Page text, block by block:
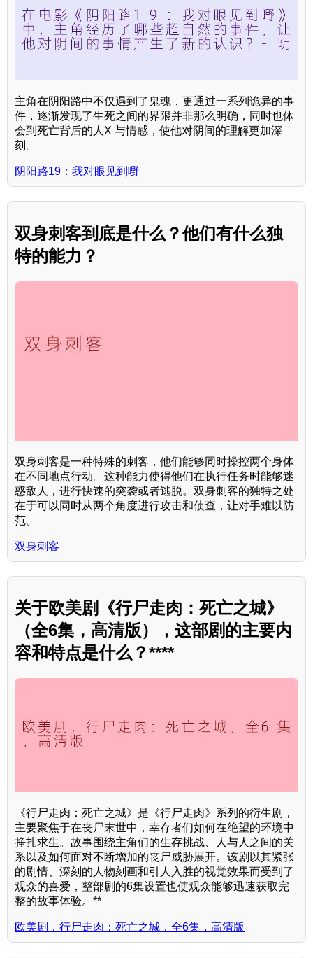
主角在阴阳路中不仅遇到了鬼魂，更通过一系列诡异的事
件，逐渐发现了生死之间的界限并非那么明确，同时也体
会到死亡背后的人X 与情感，使他对阴间的理解更加深
刻。
阴阳路19：我对眼见到嘢
双身刺客到底是什么？他们有什么独
特的能力？
双身刺客是一种特殊的刺客，他们能够同时操控两个身体
在不同地点行动。这种能力使得他们在执行任务时能够迷
惑敌人，进行快速的突袭或者逃脱。双身刺客的独特之处
在于可以同时从两个角度进行攻击和侦查，让对手难以防
范。
双身刺客
关于欧美剧《行尸走肉：死亡之城》
（全6集，高清版），这部剧的主要内
容和特点是什么？****
《行尸走肉：死亡之城》是《行尸走肉》系列的衍生剧，
主要聚焦于在丧尸末世中，幸存者们如何在绝望的环境中
挣扎求生。故事围绕主角们的生存挑战、人与人之间的关
系以及如何面对不断增加的丧尸威胁展开。该剧以其紧张
的剧情、深刻的人物刻画和引人入胜的视觉效果而受到了
观众的喜爱，整部剧的6集设置也使观众能够迅速获取完
整的故事体验。**
欧美剧，行尸走肉：死亡之城，全6集，高清版